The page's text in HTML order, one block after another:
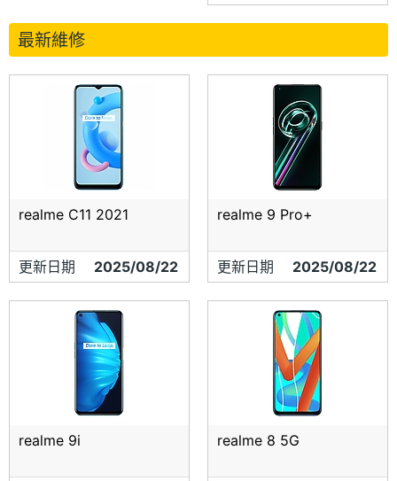
最新維修
realme C11 2021
更新日期 2025/08/22
realme 9 Pro+
更新日期 2025/08/22
realme 9i realme 8 5G